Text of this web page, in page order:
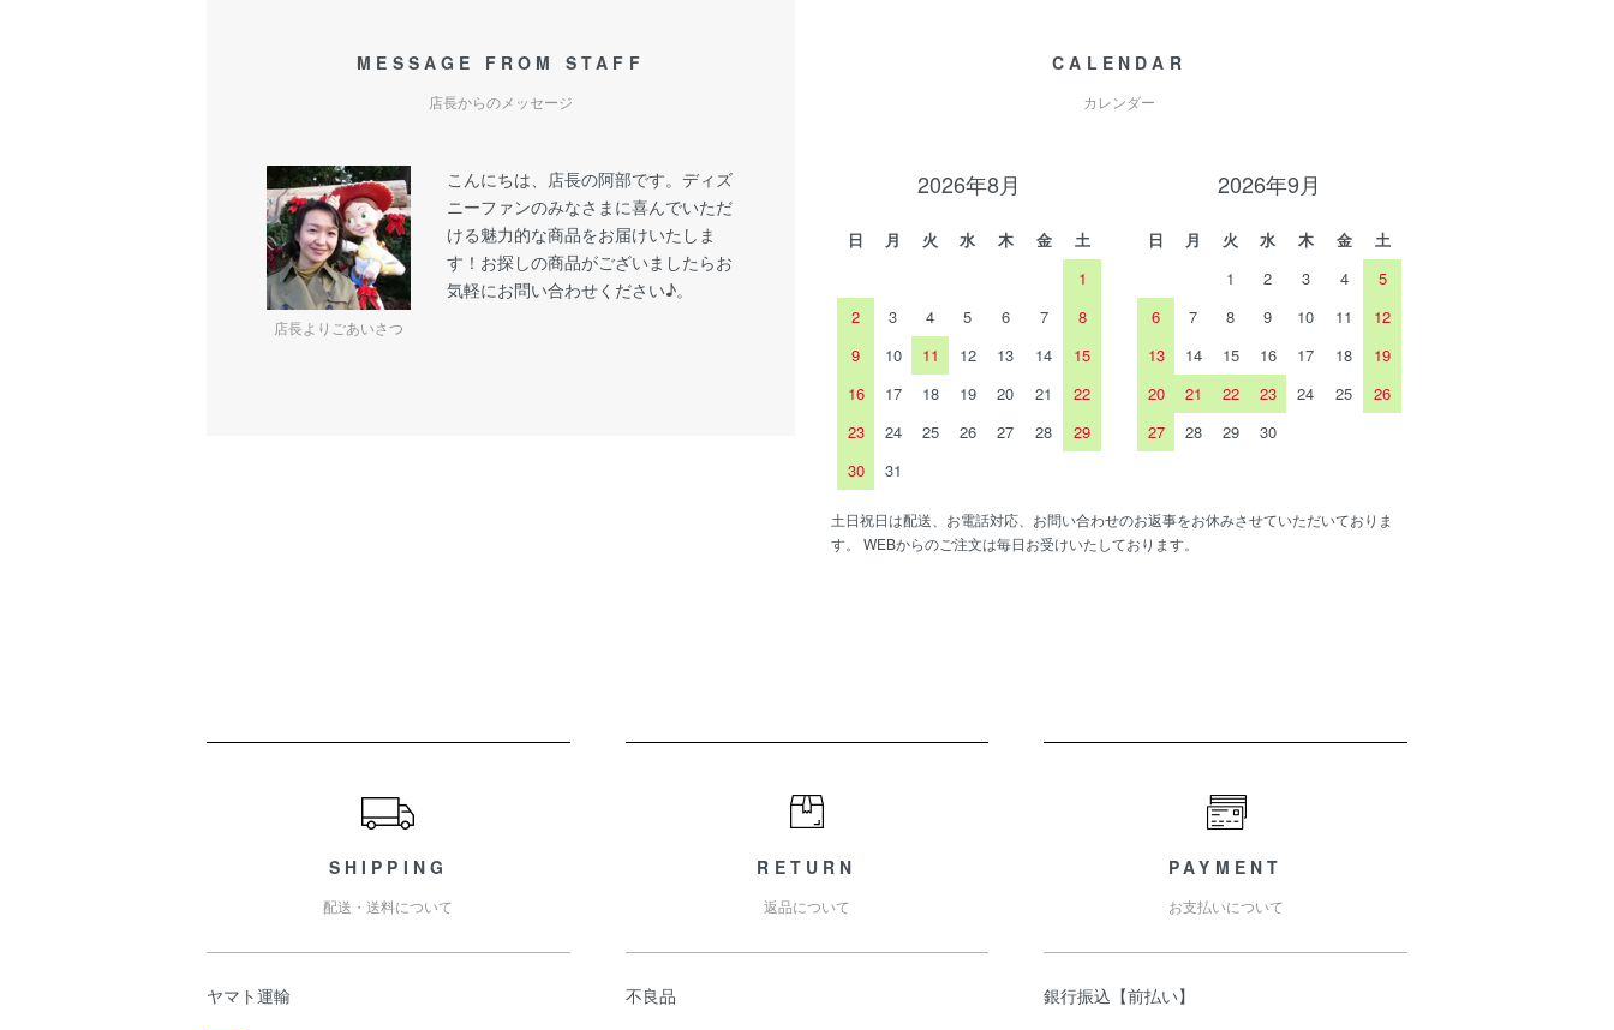
MESSAGE FROM STAFF
店長からのメッセージ
店長よりごあいさつ
こんにちは、店長の阿部です。ディズ
ニーファンのみなさまに喜んでいただ
ける魅力的な商品をお届けいたしま
す！お探しの商品がございましたらお
気軽にお問い合わせください♪。
CALENDAR
カレンダー
2026年8月
日 月 火 水 木 金
土
1
2
3 4 5 6 7
8
9
10 11 12 13 14
15
16
17 18 19 20 21
22
23
24 25 26 27 28
29
30
31
2026年9月
日 月 火 水 木 金
土
1
2 3 4
5
6
7 8 9 10 11
12
13
14 15 16 17 18
19
20
21 22 23 24 25
26
27
28 29 30
土日祝日は配送、お電話対応、お問い合わせのお返事をお休みさせていただいておりま
す。 WEBからのご注文は毎日お受けいたしております。
SHIPPING
配送・送料について
ヤマト運輸
RETURN
返品について
不良品
PAYMENT
お支払いについて
銀行振込【前払い】